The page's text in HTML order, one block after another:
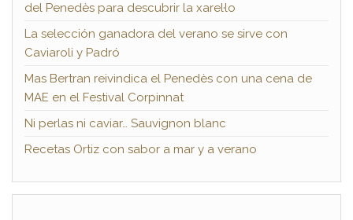
del Penedès para descubrir la xarel·lo
La selección ganadora del verano se sirve con
Caviaroli y Padró
Mas Bertran reivindica el Penedès con una cena de
MAE en el Festival Corpinnat
Ni perlas ni caviar… Sauvignon blanc
Recetas Ortiz con sabor a mar y a verano